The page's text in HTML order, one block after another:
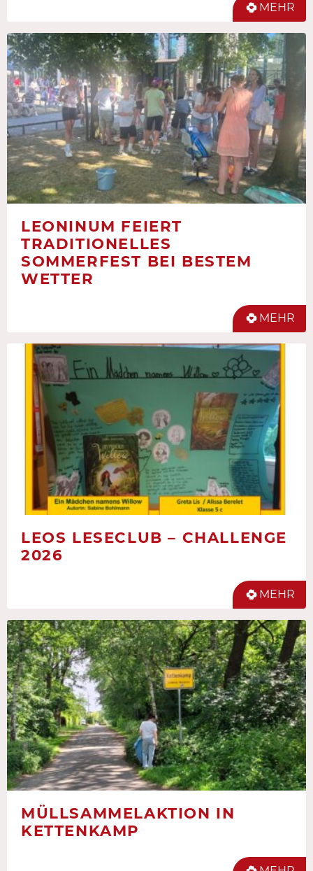
MEHR
LEONINUM FEIERT
TRADITIONELLES
SOMMERFEST BEI BESTEM
WETTER
MEHR
LEOS LESECLUB – CHALLENGE
2026
MEHR
MÜLLSAMMELAKTION IN
KETTENKAMP